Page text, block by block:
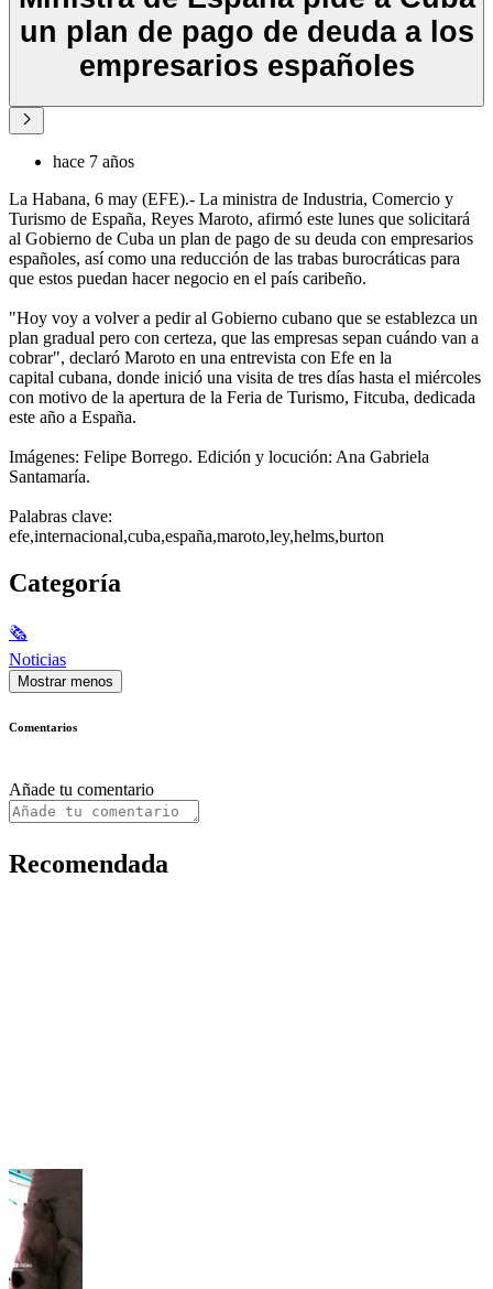
un plan de pago de deuda a los
empresarios españoles
hace 7 años
La Habana, 6 may (EFE).- La ministra de Industria, Comercio y
Turismo de España, Reyes Maroto, afirmó este lunes que solicitará
al Gobierno de Cuba un plan de pago de su deuda con empresarios
españoles, así como una reducción de las trabas burocráticas para
que estos puedan hacer negocio en el país caribeño.
"Hoy voy a volver a pedir al Gobierno cubano que se establezca un
plan gradual pero con certeza, que las empresas sepan cuándo van a
cobrar", declaró Maroto en una entrevista con Efe en la
capital cubana, donde inició una visita de tres días hasta el miércoles
con motivo de la apertura de la Feria de Turismo, Fitcuba, dedicada
este año a España.
Imágenes: Felipe Borrego. Edición y locución: Ana Gabriela
Santamaría.
Palabras clave:
efe,internacional,cuba,españa,maroto,ley,helms,burton
Categoría
🗞
Noticias
Mostrar menos
Comentarios
Añade tu comentario
Recomendada